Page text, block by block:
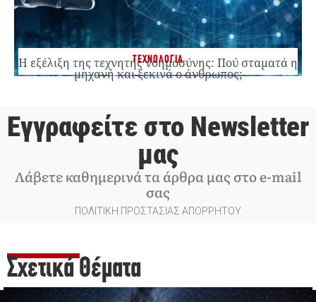
ΤΕΧΝΟΛΟΓΙΑ
Η εξέλιξη της τεχνητής νοημοσύνης: Πού σταματά η
μηχανή και ξεκινά ο άνθρωπος;
Εγγραφείτε στο Newsletter
μας
Λάβετε καθημερινά τα άρθρα μας στο e-mail
σας
ΠΟΛΙΤΙΚΗ ΠΡΟΣΤΑΣΙΑΣ ΑΠΟΡΡΗΤΟΥ
Σχετικά Θέματα